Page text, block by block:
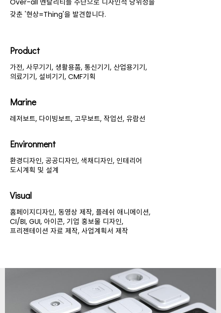
Over-all 멘탈리티를 수단으로 디자인적 당위성을
갖춘 '현상=Thing'을 발견합니다.
Product
가전, 사무기기, 생활용품, 통신기기, 산업용기기,
의료기기, 설비기기, CMF기획
Marine
레저보트, 다이빙보트, 고무보트, 작업선, 유람선
Environment
환경디자인, 공공디자인, 색채디자인, 인테리어
도시계획 및 설계
Visual
홈페이지디자인, 동영상 제작, 플레쉬 애니메이션,
CI/BI, GUI, 아이콘, 기업 홍보물 디자인,
프리젠테이션 자료 제작, 사업계획서 제작